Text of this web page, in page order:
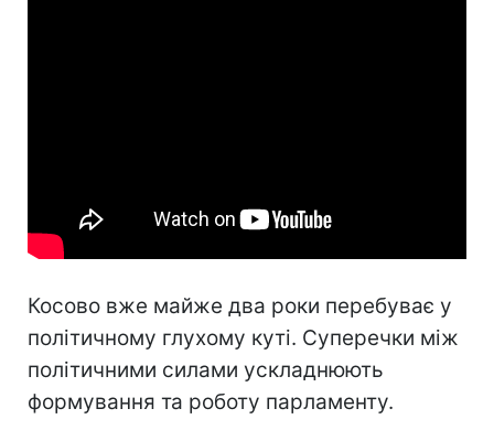
Косово вже майже два роки перебуває у
політичному глухому куті. Суперечки між
політичними силами ускладнюють
формування та роботу парламенту.